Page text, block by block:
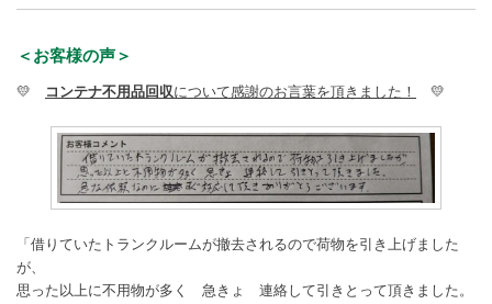
＜お客様の声＞
💛 コンテナ不用品回収について感謝のお言葉を頂きました！ 💛
「借りていたトランクルームが撤去されるので荷物を引き上げました
が、
思った以上に不用物が多く 急きょ 連絡して引きとって頂きました。